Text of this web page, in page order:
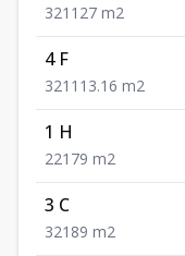
321 127 m2
4 F
321 113.16 m2
1 H
221 79 m2
3 C
321 89 m2